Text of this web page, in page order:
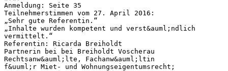
Anmeldung: Seite 35
Teilnehmerstimmen vom 27. April 2016:
„Sehr gute Referentin.“
„Inhalte wurden kompetent und verst&auml;ndlich
vermittelt.“
Referentin: Ricarda Breiholdt
Partnerin bei bei Breiholdt Voscherau
Rechtsanw&auml;lte, Fachanw&auml;ltin
f&uuml;r Miet- und Wohnungseigentumsrecht;